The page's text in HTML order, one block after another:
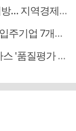
제 협력방안 논의
업 7개사 모집
평가 체계' 구축